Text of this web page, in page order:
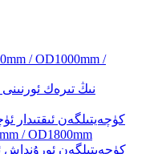
كۈچەيتىلگەن ئورۇنداش